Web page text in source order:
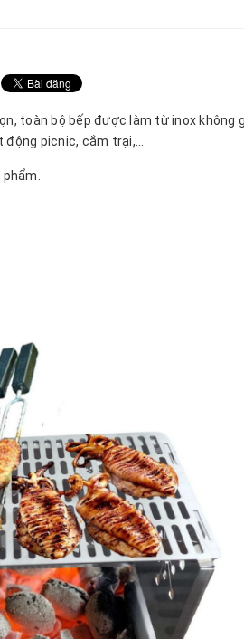
toàn bộ bếp được làm từ inox không
picnic, cắm trại,...